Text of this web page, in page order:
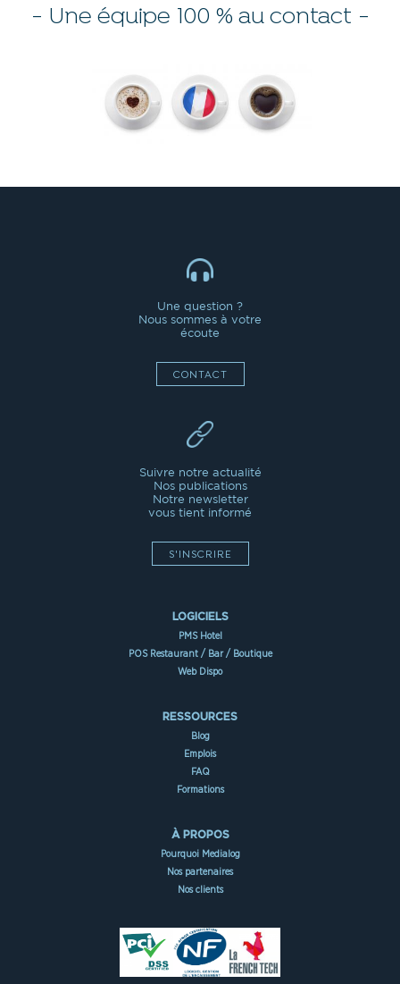
- Une équipe 100 % au contact -
Une question ?
Nous sommes à votre
écoute
CONTACT
Suivre notre actualité
Nos publications
Notre newsletter
vous tient informé
S'INSCRIRE
LOGICIELS
PMS Hotel
POS Restaurant / Bar / Boutique
Web Dispo
RESSOURCES
Blog
Emplois
FAQ
Formations
À PROPOS
Pourquoi Medialog
Nos partenaires
Nos clients